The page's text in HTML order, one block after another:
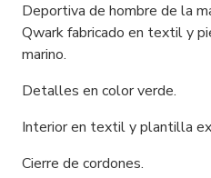
Deportiva de hombre de la
Qwark fabricado en textil y
marino.
Detalles en color verde.
Interior en textil y plantilla
Cierre de cordones.